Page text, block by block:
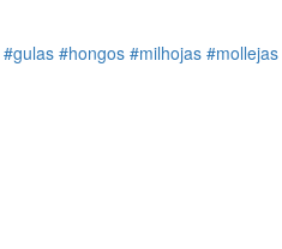
#gulas #hongos #milhojas #mollejas